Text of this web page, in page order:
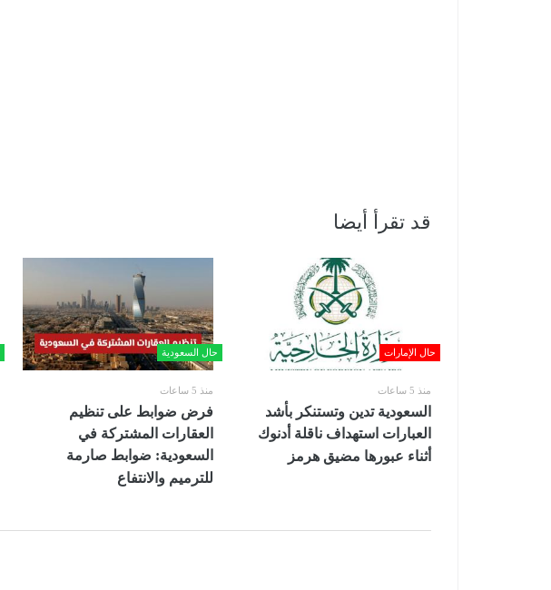
قد تقرأ أيضا
حال الإمارات
منذ 5 ساعات
السعودية تدين وتستنكر بأشد
العبارات استهداف ناقلة أدنوك
أثناء عبورها مضيق هرمز
حال السعودية
منذ 5 ساعات
فرض ضوابط على تنظيم
العقارات المشتركة في
السعودية: ضوابط صارمة
للترميم والانتفاع